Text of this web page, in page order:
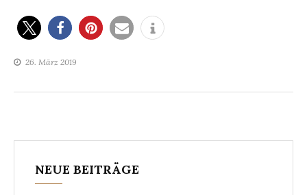
26. März 2019
NEUE BEITRÄGE